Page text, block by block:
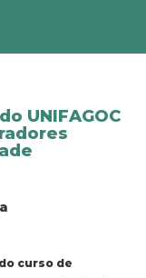
UNIFAGOC
curso de